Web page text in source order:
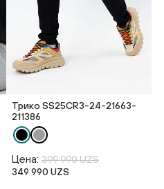
Трико SS25CR3-24-21663-
211386
Цена: 399 990 UZS
349 990 UZS